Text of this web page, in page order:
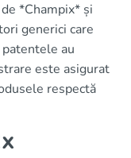
*Champix* și
generici care
au
este asigurat
respectă